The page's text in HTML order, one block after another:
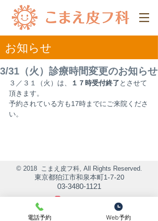
​お知らせ
3/31（火）診療時間変更のお知らせ
３／３１（火）は、 １７時受付終了とさせて
頂きます。
予約されている方も17時までにご来院くださ
い。
© 2018 こまえ皮フ科, All Rights Reserved.
東京都狛江市和泉本町1-7-20
03-3480-1121
電話予約 Web予約